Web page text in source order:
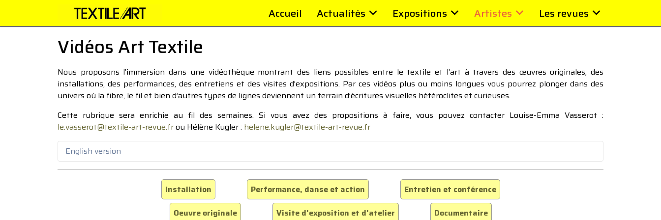
Accueil Actualités Expositions Artistes Les revues
Vidéos Art Textile
Nous proposons l’immersion dans une vidéothèque montrant des liens possibles entre le textile et l’art à travers des œuvres originales, des
installations, des performances, des entretiens et des visites d’expositions. Par ces vidéos plus ou moins longues vous pourrez plonger dans des
univers où la fibre, le fil et bien d’autres types de lignes deviennent un terrain d’écritures visuelles hétéroclites et curieuses.
Cette rubrique sera enrichie au fil des semaines. Si vous avez des propositions à faire, vous pouvez contacter Louise-Emma Vasserot :
le.vasserot@textile-art-revue.frou Hélène Kugler : helene.kugler@textile-art-revue.fr
English version
Installation Performance, danse et action
Entretien et conférence
Oeuvre originale
Visite d'exposition et d'atelier Documentaire